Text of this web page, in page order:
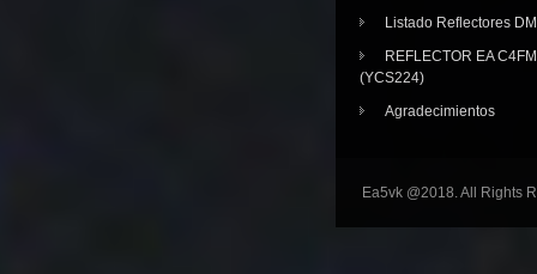
Listado Reflectores
REFLECTOR EA
(YCS224)
Agradecimientos
Ea5vk @2018. All Rights